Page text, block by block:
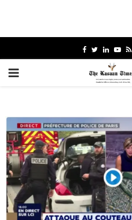
Facebook
TwitterLinkedin
PRIMARY